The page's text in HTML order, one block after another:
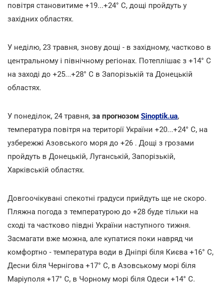
повітря становитиме +19...+24° С, дощі пройдуть у
західних областях.
У неділю, 23 травня, знову дощі - в західному, частково в
центральному і північному регіонах. Потеплішає з +14° С
на заході до +25...+28° С в Запорізькій та Донецькій
областях.
У понеділок, 24 травня, за прогнозом Sinoptik.ua,
температура повітря на території України +20...+24° С, на
узбережжі Азовського моря до +26 . Дощі з грозами
пройдуть в Донецькій, Луганській, Запорізькій,
Харківській областях.
Довгоочікувані спекотні градуси прийдуть ще не скоро.
Пляжна погода з температурою до +28 буде тільки на
сході та частково півдні України наступного тижня.
Засмагати вже можна, але купатися поки навряд чи
комфортно - температура води в Дніпрі біля Києва +16° С,
Десни біля Чернігова +17° С, в Азовському морі біля
Маріуполя +17° С, в Чорному морі біля Одеси +14° С.